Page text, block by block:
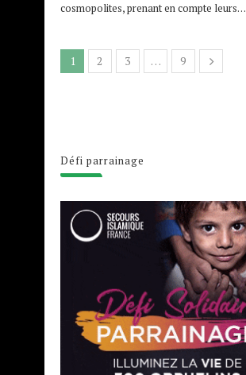
cosmopolites, prenant en compte leurs…
1 2 3 … 9
Défi parrainage